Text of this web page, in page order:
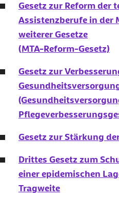
Gesetz zur Reform der
Assistenzberufe in der
weiterer Gesetze
(MTA-Reform-Gesetz)
Gesetz zur
Gesetz zur Stärkung
Drittes Gesetz zum
einer epidemischen
Tragweite